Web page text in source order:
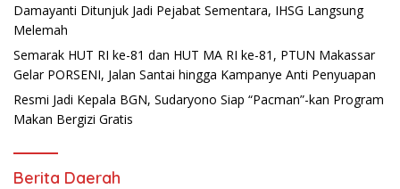
Damayanti Ditunjuk Jadi Pejabat Sementara, IHSG Langsung
Melemah
Semarak HUT RI ke-81 dan HUT MA RI ke-81, PTUN Makassar
Gelar PORSENI, Jalan Santai hingga Kampanye Anti Penyuapan
Resmi Jadi Kepala BGN, Sudaryono Siap “Pacman”-kan Program
Makan Bergizi Gratis
Berita Daerah